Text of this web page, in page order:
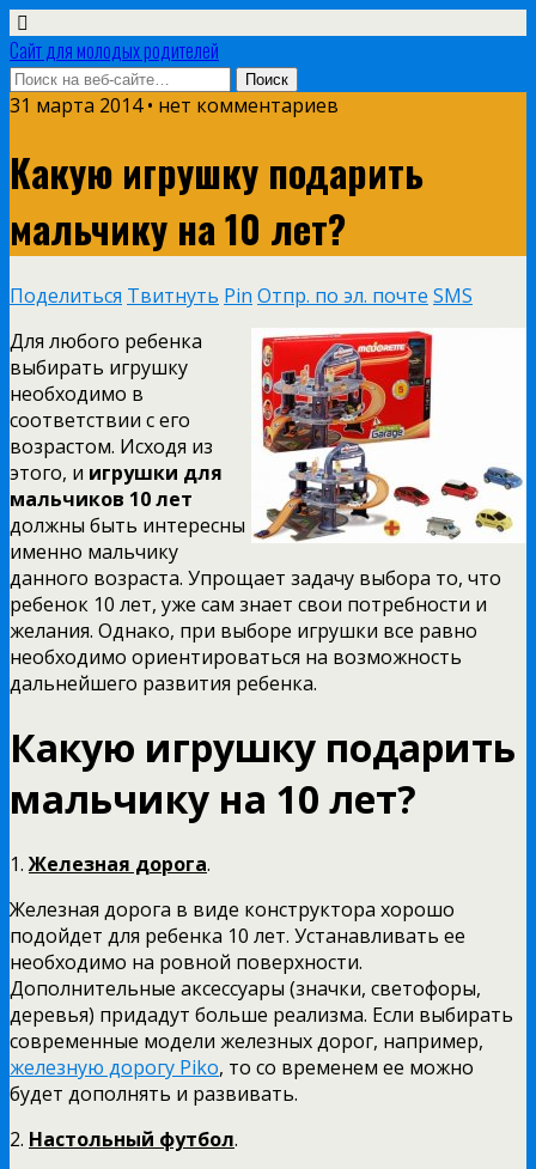
Сайт для молодых родителей
31 марта 2014 • нет комментариев
Какую игрушку подарить
мальчику на 10 лет?
Поделиться Твитнуть Pin Отпр. по эл. почте SMS
Для любого ребенка
выбирать игрушку
необходимо в
соответствии с его
возрастом. Исходя из
этого, и игрушки для
мальчиков 10 лет
должны быть интересны
именно мальчику
данного возраста. Упрощает задачу выбора то, что
ребенок 10 лет, уже сам знает свои потребности и
желания. Однако, при выборе игрушки все равно
необходимо ориентироваться на возможность
дальнейшего развития ребенка.
Какую игрушку подарить
мальчику на 10 лет?
1.Железная дорога.
Железная дорога в виде конструктора хорошо
подойдет для ребенка 10 лет. Устанавливать ее
необходимо на ровной поверхности.
Дополнительные аксессуары (значки, светофоры,
деревья) придадут больше реализма. Если выбирать
современные модели железных дорог, например,
железную дорогу Piko, то со временем ее можно
будет дополнять и развивать.
2. Настольный футбол.